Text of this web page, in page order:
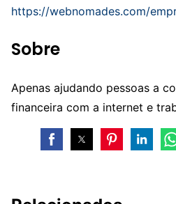
https://webnomades.com/
Sobre
Apenas ajudando pessoas a
financeira com a internet e